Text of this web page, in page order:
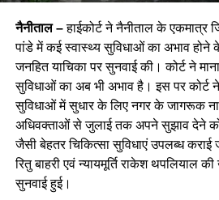
नैनीताल –हाईकोर्ट ने नैनीताल के एकमात्र
पांडे में कई स्वास्थ्य सुविधाओं का अभाव होने
जनहित याचिका पर सुनवाई की। कोर्ट ने
सुविधाओं का अब भी अभाव है। इस पर
सुविधाओं में सुधार के लिए नगर के जागरूक
अधिवक्ताओं से जुलाई तक अपने सुझाव देने को
जैसी बेहतर चिकित्सा सुविधाएं उपलब्ध
रितु बाहरी एवं न्यायमूर्ति राकेश थपलियाल
सुनवाई हुई।